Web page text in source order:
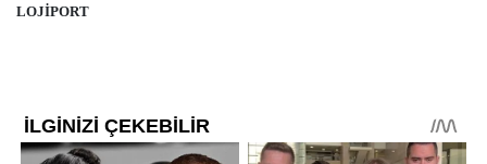
LOJİPORT